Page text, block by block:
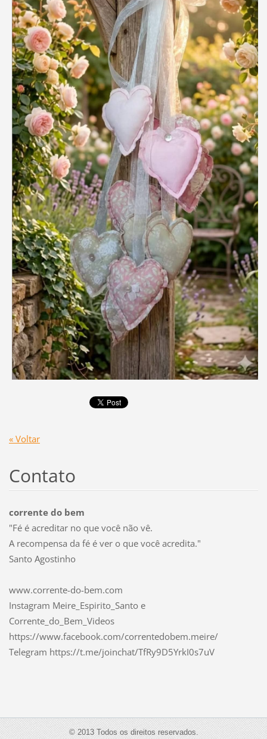
« Voltar
Contato
corrente do bem
"Fé é acreditar no que você não vê.
A recompensa da fé é ver o que você acredita."
Santo Agostinho
www.corrente-do-bem.com
Instagram Meire_Espirito_Santo e
Corrente_do_Bem_Videos
https://www.facebook.com/correntedobem.meire/
Telegram https://t.me/joinchat/TfRy9D5YrkI0s7uV
© 2013 Todos os direitos reservados.